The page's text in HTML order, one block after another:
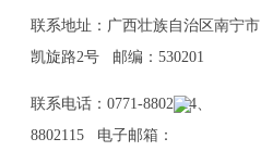
联系地址：广西壮族自治区南宁市
凯旋路2号 邮编：530201
联系电话：0771-8802114、
8802115 电子邮箱：